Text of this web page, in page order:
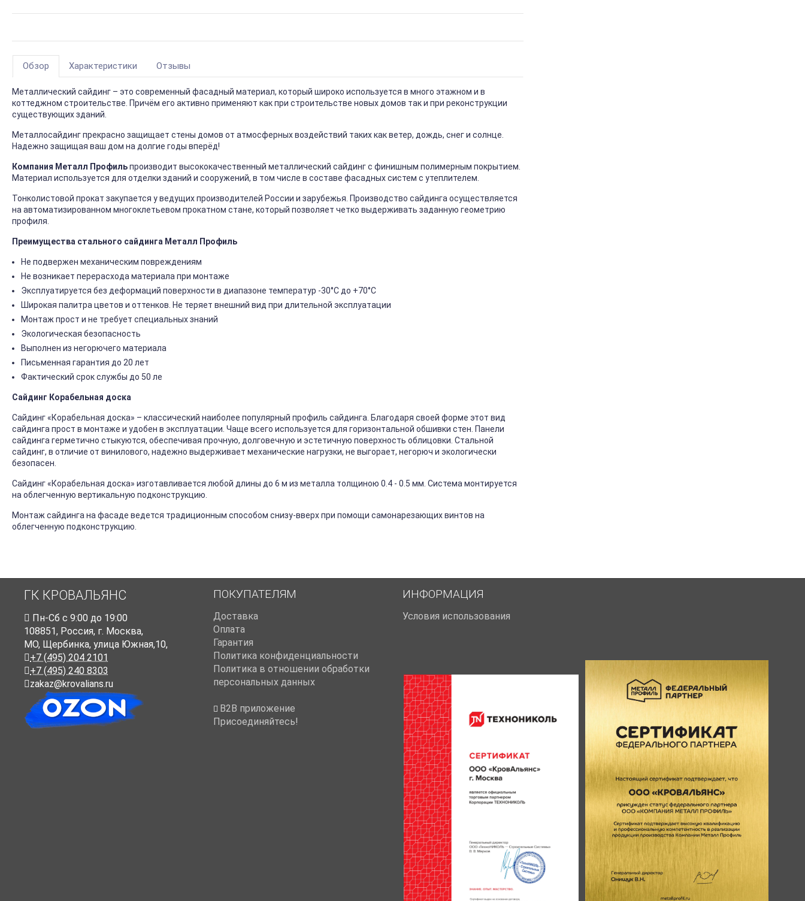
Обзор Характеристики Отзывы
Металлический сайдинг – это современный фасадный материал, который широко используется в много этажном и в
коттеджном строительстве. Причём его активно применяют как при строительстве новых домов так и при реконструкции
существующих зданий.
Металлосайдинг прекрасно защищает стены домов от атмосферных воздействий таких как ветер, дождь, снег и солнце.
Надежно защищая ваш дом на долгие годы вперёд!
Компания Металл Профильпроизводит высококачественный металлический сайдинг с финишным полимерным покрытием.
Материал используется для отделки зданий и сооружений, в том числе в составе фасадных систем с утеплителем.
Тонколистовой прокат закупается у ведущих производителей России и зарубежья. Производство сайдинга осуществляется
на автоматизированном многоклетьевом прокатном стане, который позволяет четко выдерживать заданную геометрию
профиля.
Преимущества стального сайдинга Металл Профиль
Не подвержен механическим повреждениям
Не возникает перерасхода материала при монтаже
Эксплуатируется без деформаций поверхности в диапазоне температур -30°C до +70°C
Широкая палитра цветов и оттенков. Не теряет внешний вид при длительной эксплуатации
Монтаж прост и не требует специальных знаний
Экологическая безопасность
Выполнен из негорючего материала
Письменная гарантия до 20 лет
Фактический срок службы до 50 ле
Сайдинг Корабельная доска
Сайдинг «Корабельная доска» – классический наиболее популярный профиль сайдинга. Благодаря своей форме этот вид
сайдинга прост в монтаже и удобен в эксплуатации. Чаще всего используется для горизонтальной обшивки стен. Панели
сайдинга герметично стыкуются, обеспечивая прочную, долговечную и эстетичную поверхность облицовки. Стальной
сайдинг, в отличие от винилового, надежно выдерживает механические нагрузки, не выгорает, негорюч и экологически
безопасен.
Сайдинг «Корабельная доска» изготавливается любой длины до 6 м из металла толщиною 0.4 - 0.5 мм. Система монтируется
на облегченную вертикальную подконструкцию.
Монтаж сайдинга на фасаде ведется традиционным способом снизу-вверх при помощи самонарезающих винтов на
облегченную подконструкцию.
ГК КРОВАЛЬЯНС
Пн-Cб с 9:00 до 19:00
108851, Россия, г. Москва,
МО, Щербинка, улица Южная,10,
+7 (495) 204 2101
+7 (495) 240 8303
zakaz@krovalians.ru
ПОКУПАТЕЛЯМ
Доставка
Оплата
Гарантия
Политика конфиденциальности
Политика в отношении обработки
персональных данных
B2B приложение
Присоединяйтесь!
ИНФОРМАЦИЯ
Условия использования